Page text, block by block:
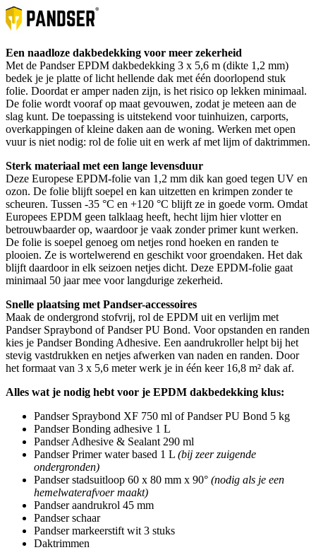
Een naadloze dakbedekking voor meer zekerheid
Met de Pandser EPDM dakbedekking 3 x 5,6 m (dikte 1,2 mm)
bedek je je platte of licht hellende dak met één doorlopend stuk
folie. Doordat er amper naden zijn, is het risico op lekken minimaal.
De folie wordt vooraf op maat gevouwen, zodat je meteen aan de
slag kunt. De toepassing is uitstekend voor tuinhuizen, carports,
overkappingen of kleine daken aan de woning. Werken met open
vuur is niet nodig: rol de folie uit en werk af met lijm of daktrimmen.
Sterk materiaal met een lange levensduur
Deze Europese EPDM-folie van 1,2 mm dik kan goed tegen UV en
ozon. De folie blijft soepel en kan uitzetten en krimpen zonder te
scheuren. Tussen -35 °C en +120 °C blijft ze in goede vorm. Omdat
Europees EPDM geen talklaag heeft, hecht lijm hier vlotter en
betrouwbaarder op, waardoor je vaak zonder primer kunt werken.
De folie is soepel genoeg om netjes rond hoeken en randen te
plooien. Ze is wortelwerend en geschikt voor groendaken. Het dak
blijft daardoor in elk seizoen netjes dicht. Deze EPDM-folie gaat
minimaal 50 jaar mee voor langdurige zekerheid.
Snelle plaatsing met Pandser-accessoires
Maak de ondergrond stofvrij, rol de EPDM uit en verlijm met
Pandser Spraybond of Pandser PU Bond. Voor opstanden en randen
kies je Pandser Bonding Adhesive. Een aandrukroller helpt bij het
stevig vastdrukken en netjes afwerken van naden en randen. Door
het formaat van 3 x 5,6 meter werk je in één keer 16,8 m² dak af.
Alles wat je nodig hebt voor je EPDM dakbedekking klus:
Pandser Spraybond XF 750 ml of Pandser PU Bond 5 kg
Pandser Bonding adhesive 1 L
Pandser Adhesive & Sealant 290 ml
Pandser Primer water based 1 L (bij zeer zuigende
ondergronden)
Pandser stadsuitloop 60 x 80 mm x 90° (nodig als je een
hemelwaterafvoer maakt)
Pandser aandrukrol 45 mm
Pandser schaar
Pandser markeerstift wit 3 stuks
Daktrimmen